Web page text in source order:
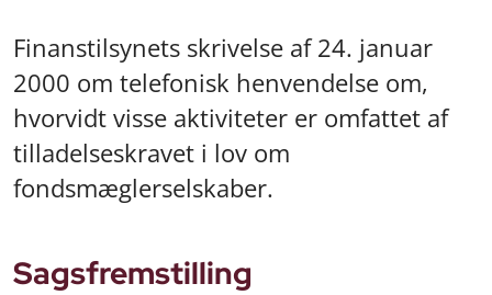
Finanstilsynets skrivelse af 24. januar
2000 om telefonisk henvendelse om,
hvorvidt visse aktiviteter er omfattet af
tilladelseskravet i lov om
fondsmæglerselskaber.
Sagsfremstilling